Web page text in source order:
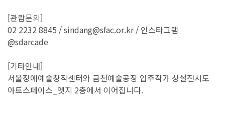
[관람문의]
02 2232 8845 / sindang@sfac.or.kr / 인스타그램
@sdarcade
[기타안내]
서울장애예술창작센터와 금천예술공장 입주작가 상설전시도
아트스페이스_엣지 2층에서 이어집니다.